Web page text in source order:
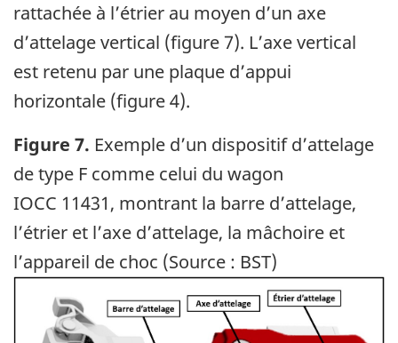
rattachée à l’étrier au moyen d’un axe
d’attelage vertical (figure 7). L’axe vertical
est retenu par une plaque d’appui
horizontale (figure 4).
Figure 7. Exemple d’un dispositif d’attelage
de type F comme celui du wagon
IOCC 11431, montrant la barre d’attelage,
l’étrier et l’axe d’attelage, la mâchoire et
l’appareil de choc (Source : BST)